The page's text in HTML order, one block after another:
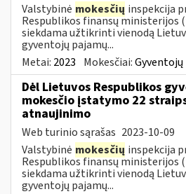
Valstybinė mokesčių inspekcija
Respublikos finansų ministerijos
siekdama užtikrinti vienodą
gyventojų pajamų...
Metai: 2023 Mokesčiai:
Dėl Lietuvos Respublikos
mokesčio įstatymo 22
atnaujinimo
Web turinio sąrašas 2023-10-09
Valstybinė mokesčių inspekcija
Respublikos finansų ministerijos
siekdama užtikrinti vienodą
gyventojų pajamų...